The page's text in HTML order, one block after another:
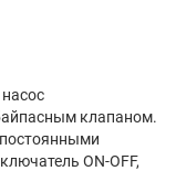
клапаном.
ON-OFF,